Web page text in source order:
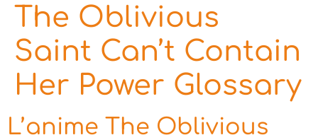
The Oblivious
Saint Can’t Contain
Her Power Glossary
L’anime The Oblivious